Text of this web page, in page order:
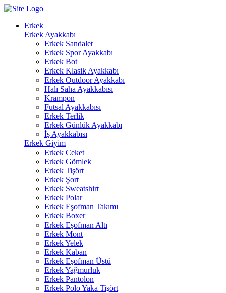
Erkek
Erkek Ayakkabı
Erkek Sandalet
Erkek Spor Ayakkabı
Erkek Bot
Erkek Klasik Ayakkabı
Erkek Outdoor Ayakkabı
Halı Saha Ayakkabısı
Krampon
Futsal Ayakkabısı
Erkek Terlik
Erkek Günlük Ayakkabı
İş Ayakkabısı
Erkek Giyim
Erkek Ceket
Erkek Gömlek
Erkek Tişört
Erkek Şort
Erkek Sweatshirt
Erkek Polar
Erkek Eşofman Takımı
Erkek Boxer
Erkek Eşofman Altı
Erkek Mont
Erkek Yelek
Erkek Kaban
Erkek Eşofman Üstü
Erkek Yağmurluk
Erkek Pantolon
Erkek Polo Yaka Tişört